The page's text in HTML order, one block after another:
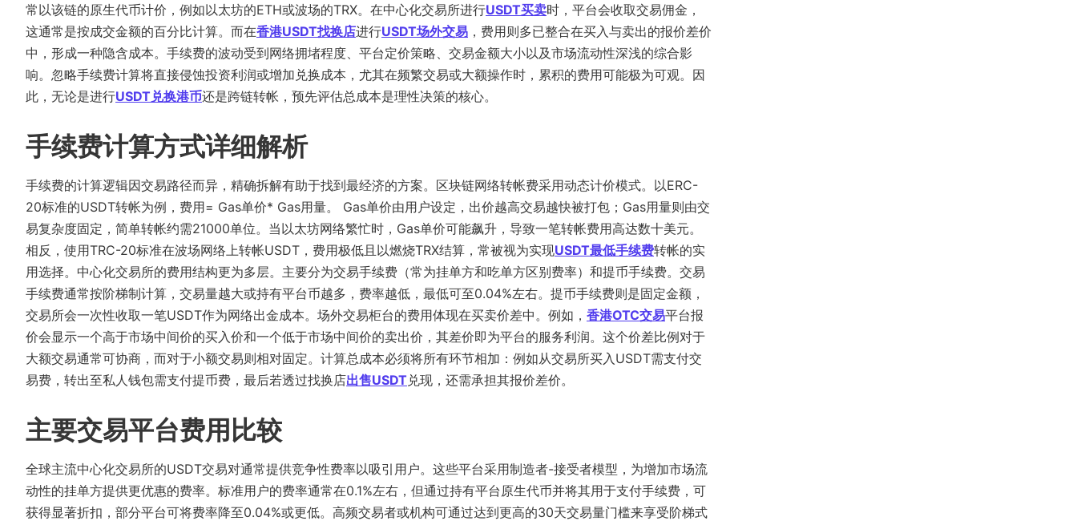
常以该链的原生代币计价，例如以太坊的ETH或波场的TRX。在中心化交易所进行USDT买卖时，平台会收取交易佣金，
这通常是按成交金额的百分比计算。而在香港USDT找换店进行USDT场外交易 ，费用则多已整合在买入与卖出的报价差价
中，形成一种隐含成本。手续费的波动受到网络拥堵程度、平台定价策略、交易金额大小以及市场流动性深浅的综合影
响。忽略手续费计算将直接侵蚀投资利润或增加兑换成本，尤其在频繁交易或大额操作时，累积的费用可能极为可观。因
此，无论是进行USDT兑换港币还是跨链转帐，预先评估总成本是理性决策的核心。
手续费计算方式详细解析
手续费的计算逻辑因交易路径而异，精确拆解有助于找到最经济的方案。区块链网络转帐费采用动态计价模式。以ERC-
20标准的USDT转帐为例，费用= Gas单价* Gas​​用量。 Gas单价由用户设定，出价越高交易越快被打包；Gas用量则由交
易复杂度固定，简单转帐约需21000单位。当以太坊网络繁忙时，Gas单价可能飙升，导致一笔转帐费用高达数十美元。
相反，使用TRC-20标准在波场网络上转帐USDT，费用极低且以燃烧TRX结算，常被视为实现USDT最低手续费转帐的实
用选择。中心化交易所的费用结构更为多层。主要分为交易手续费（常为挂单方和吃单方区别费率）和提币手续费。交易
手续费通常按阶梯制计算，交易量越大或持有平台币越多，费率越低，最低可至0.04%左右。提币手续费则是固定金额，
交易所会一次性收取一笔USDT作为网络出金成本。场外交易柜台的费用体现在买卖价差中。例如， 香港OTC交易平台报
价会显示一个高于市场中间价的买入价和一个低于市场中间价的卖出价，其差价即为平台的服务利润。这个价差比例对于
大额交易通常可协商，而对于小额交易则相对固定。计算总成本必须将所有环节相加：例如从交易所买入USDT需支付交
易费，转出至私人钱包需支付提币费，最后若透过找换店出售USDT 兑现，还需承担其报价差价。
主要交易平台费用比较
全球主流中心化交易所的USDT交易对通常提供竞争性费率以吸引用户。这些平台采用制造者-接受者模型，为增加市场流
动性的挂单方提供更优惠的费率。标准用户的费率通常在0.1%左右，但通过持有平台原生代币并将其用于支付手续费，可
获得显著折扣，部分平台可将费率降​​至0.04%或更低。高频交易者或机构可通过达到更高的30天交易量门槛来享受阶梯式